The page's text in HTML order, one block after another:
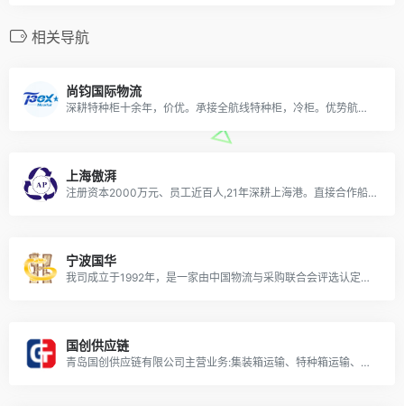
相关导航
尚钧国际物流
深耕特种柜十余年，价优。承接全航线特种柜，冷柜。优势航线：澳洲，中东，印巴，南美，东南亚，欧洲地中海。
上海傲湃
注册资本2000万元、员工近百人,21年深耕上海港。直接合作船公司30+家，10家船东排名Top5，东南亚、中东印巴红海航线
宁波国华
我司成立于1992年，是一家由中国物流与采购联合会评选认定的AAAA级物流企业。在广州，厦门，上海，江苏，天津，青岛，越南，莫斯科拥有自己的独立分公司。
国创供应链
青岛国创供应链有限公司主营业务:集装箱运输、特种箱运输、散杂货船运输、滚装船运输、集装箱及大件陆运、项目工程物流、海外转运、空运、拼箱、报关